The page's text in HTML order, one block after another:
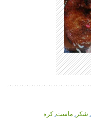
شکر ماست ,کره